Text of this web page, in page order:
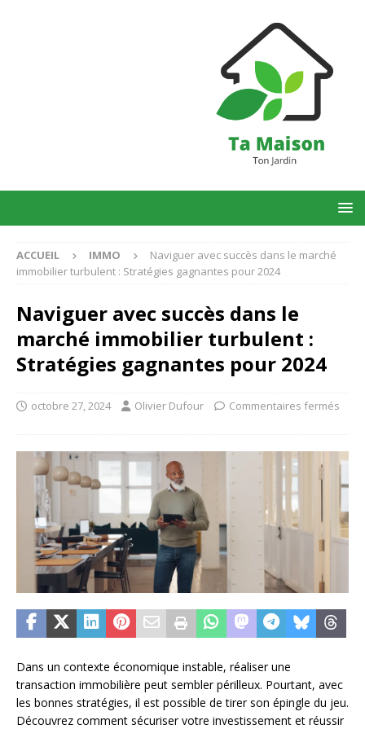
ACCUEIL IMMO
Naviguer avec succès dans le marché
immobilier turbulent : Stratégies gagnantes pour 2024
Naviguer avec succès dans le
marché immobilier turbulent :
Stratégies gagnantes pour 2024
octobre 27, 2024 Olivier Dufour Commentaires fermés
Dans un contexte économique instable, réaliser une
transaction immobilière peut sembler périlleux. Pourtant, avec
les bonnes stratégies, il est possible de tirer son épingle du jeu.
Découvrez comment sécuriser votre investissement et réussir